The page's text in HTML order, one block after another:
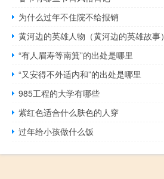
为什么过年不住院不给报销
黄河边的英雄人物（黄河边的英雄故事）
“有人眉寿等南箕”的出处是哪里
“又安得不外适内和”的出处是哪里
985工程的大学有哪些
紫红色适合什么肤色的人穿
过年给小孩做什么饭